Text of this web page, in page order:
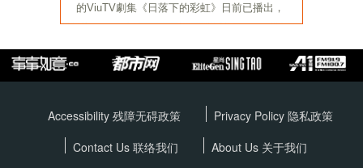
Accessibility 残障无碍政策 Privacy Policy 隐私政策
Contact Us 联络我们
About Us 关于我们